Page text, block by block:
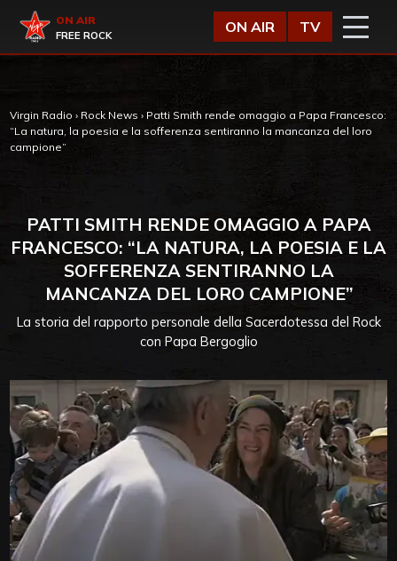
Virgin Radio
ON AIR
FREE ROCK
ON AIR TV
Virgin Radio › Rock News › Patti Smith rende omaggio a Papa Francesco:
“La natura, la poesia e la sofferenza sentiranno la mancanza del loro
campione”
PATTI SMITH RENDE OMAGGIO A PAPA
FRANCESCO: “LA NATURA, LA POESIA E LA
SOFFERENZA SENTIRANNO LA
MANCANZA DEL LORO CAMPIONE”
La storia del rapporto personale della Sacerdotessa del Rock
con Papa Bergoglio